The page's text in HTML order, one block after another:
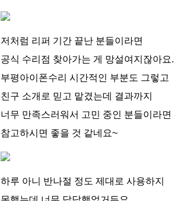
저처럼 리퍼 기간 끝난 분들이라면
공식 수리점 찾아가는 게 망설여지잖아요.
부평아이폰수리 시간적인 부분도 그렇고
친구 소개로 믿고 맡겼는데 결과까지
너무 만족스러워서 고민 중인 분들이라면
참고하시면 좋을 것 같네요~
하루 아니 반나절 정도 제대로 사용하지